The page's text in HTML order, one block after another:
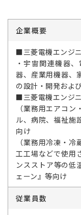
企業概要
■三菱電機エンジ
・宇宙関連機器
器、産業用機器、
の設計・開発およ
■三菱電機エンジ
（業務用エアコ
ル、病院、福祉施
向け
（業務用冷凍・
工工場などで使用
ンスストア等の低
ェーン』等向け
従業員数